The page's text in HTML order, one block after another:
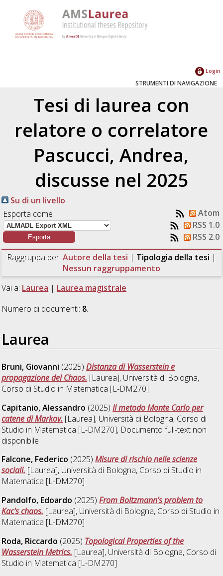
Login
STRUMENTI DI NAVIGAZIONE
Tesi di laurea con
relatore o correlatore
Pascucci, Andrea,
discusse nel 2025
Su di un livello
Esporta come
Atom
RSS 1.0
RSS 2.0
Raggruppa per: Autore della tesi | Tipologia della tesi |
Nessun raggruppamento
Vai a: Laurea | Laurea magistrale
Numero di documenti: 8.
Laurea
Bruni, Giovanni (2025)Distanza di Wasserstein e
propagazione del Chaos. [Laurea], Università di Bologna,
Corso di Studio in Matematica [L-DM270]
Capitanio, Alessandro (2025)Il metodo Monte Carlo per
catene di Markov. [Laurea], Università di Bologna, Corso di
Studio in Matematica [L-DM270], Documento full-text non
disponibile
Falcone, Federico (2025)Misure di rischio nelle scienze
sociali. [Laurea], Università di Bologna, Corso di Studio in
Matematica [L-DM270]
Pandolfo, Edoardo (2025)From Boltzmann's problem to
Kac's chaos. [Laurea], Università di Bologna, Corso di Studio in
Matematica [L-DM270]
Roda, Riccardo (2025) Topological Properties of the
Wasserstein Metrics. [Laurea], Università di Bologna, Corso di
Studio in Matematica [L-DM270]